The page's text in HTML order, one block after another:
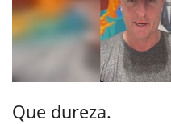
Que dureza.